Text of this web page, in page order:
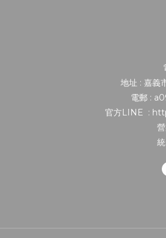
地址 : 嘉義
電郵 :
官方LINE :